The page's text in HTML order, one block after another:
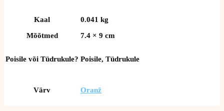
Kaal
0.041 kg
Mõõtmed
7.4 × 9 cm
Poisile või Tüdrukule? Poisile, Tüdrukule
Värv Oranž